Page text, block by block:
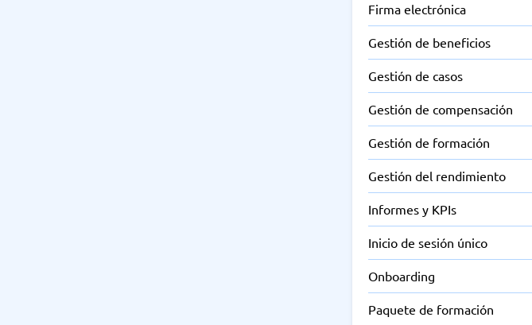
Firma electrónica
Gestión de beneficios
Gestión de casos
Gestión de compensación
Gestión de formación
Gestión del rendimiento
Informes y KPIs
Inicio de sesión único
Onboarding
Paquete de formación